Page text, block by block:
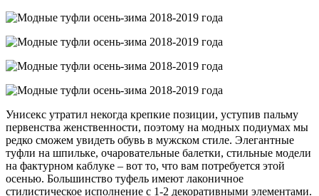
Унисекс утратил некогда крепкие позиции, уступив пальму
первенства женственности, поэтому на модных подиумах мы
редко сможем увидеть обувь в мужском стиле. Элегантные
туфли на шпильке, очаровательные балетки, стильные модели
на фактурном каблуке – вот то, что вам потребуется этой
осенью. Большинство туфель имеют лаконичное
стилистическое исполнение с 1-2 декоративными элементами.